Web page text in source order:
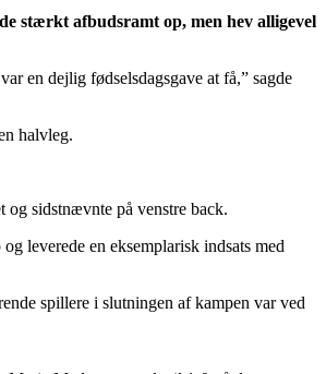
stærkt afbudsramt op, men hev alligevel
en dejlig fødselsdagsgave at få,” sagde
halvleg.
sidstnævnte på venstre back.
leverede en eksemplarisk indsats med
spillere i slutningen af kampen var ved